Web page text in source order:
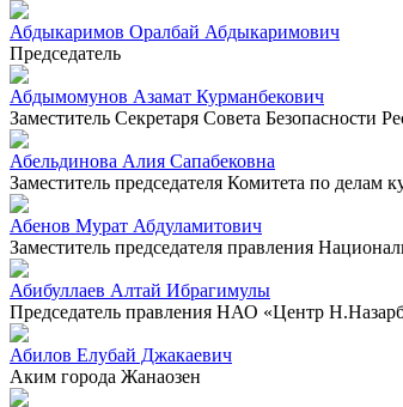
Абдыкаримов Оралбай Абдыкаримович
Председатель
Абдымомунов Азамат Курманбекович
Заместитель Секретаря Совета Безопасности
Абельдинова Алия Сапабековна
Заместитель председателя Комитета по делам
Абенов Мурат Абдуламитович
Заместитель председателя правления
Абибуллаев Алтай Ибрагимулы
Председатель правления НАО «Центр
Абилов Елубай Джакаевич
Аким города Жанаозен